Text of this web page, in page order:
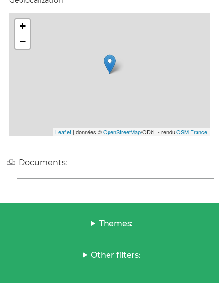
+
−
Leaflet | données ©OpenStreetMap/ODbL - renduOSM France
Documents:
Themes:
Other filters: